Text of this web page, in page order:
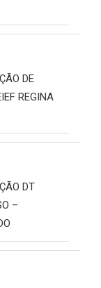
DE
REGINA
DT
–